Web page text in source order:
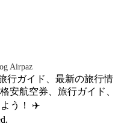
Airpaz
行ガイド、最新の旅行情
安航空券、旅行ガイド、
う！ ✈️